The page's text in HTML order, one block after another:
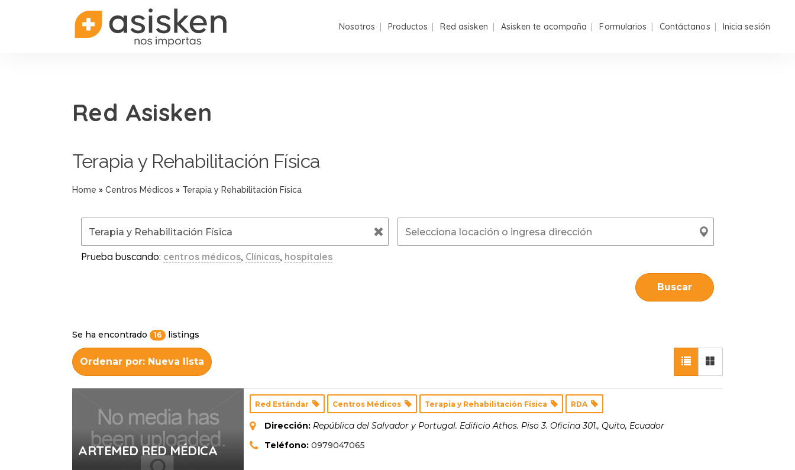
Nosotros Productos Red asisken Asisken te acompaña Formularios Contáctanos Inicia sesión
Red Asisken
Terapia y Rehabilitación Física
Home » Centros Médicos » Terapia y Rehabilitación Física
Prueba buscando: centros médicos, Clínicas, hospitales
Buscar
Se ha encontrado 16 listings
Ordenar por: Nueva lista
ARTEMED RED MÉDICA
Red Estándar Centros Médicos Terapia y Rehabilitación Física RDA
Dirección: República del Salvador y Portugal. Edificio Athos. Piso 3. Oficina 301., Quito, Ecuador
Teléfono: 0979047065